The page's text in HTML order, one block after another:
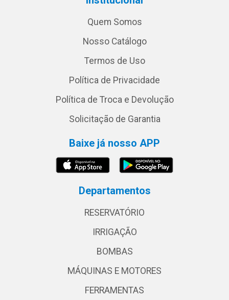
Quem Somos
Nosso Catálogo
Termos de Uso
Política de Privacidade
Política de Troca e Devolução
Solicitação de Garantia
Baixe já nosso APP
Departamentos
RESERVATÓRIO
IRRIGAÇÃO
BOMBAS
MÁQUINAS E MOTORES
FERRAMENTAS